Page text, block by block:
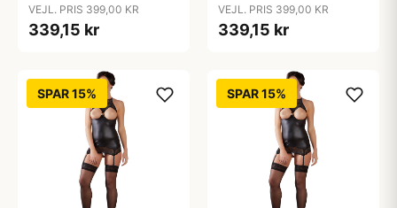
VEJL. PRIS 399,00 KR
339,15 kr
VEJL. PRIS 399,00 KR
339,15 kr
SPAR 15% SPAR 15%